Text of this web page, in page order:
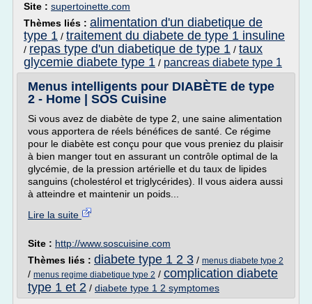
Site : supertoinette.com
Thèmes liés : alimentation d'un diabetique de
type 1 / traitement du diabete de type 1 insuline
/ repas type d'un diabetique de type 1 / taux
glycemie diabete type 1 / pancreas diabete type 1
Menus intelligents pour DIABÈTE de type
2 - Home | SOS Cuisine
Si vous avez de diabète de type 2, une saine alimentation
vous apportera de réels bénéfices de santé. Ce régime
pour le diabète est conçu pour que vous preniez du plaisir
à bien manger tout en assurant un contrôle optimal de la
glycémie, de la pression artérielle et du taux de lipides
sanguins (cholestérol et triglycérides). Il vous aidera aussi
à atteindre et maintenir un poids...
Lire la suite
Site : http://www.soscuisine.com
Thèmes liés : diabete type 1 2 3 / menus diabete type 2
/ menus regime diabetique type 2 / complication diabete
type 1 et 2 / diabete type 1 2 symptomes